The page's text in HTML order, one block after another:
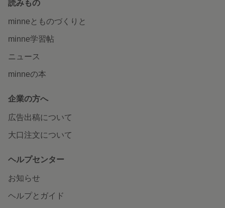
読みもの
minneとものづくりと
minne学習帖
ニュース
minneの本
企業の方へ
広告出稿について
大口注文について
ヘルプセンター
お知らせ
ヘルプとガイド